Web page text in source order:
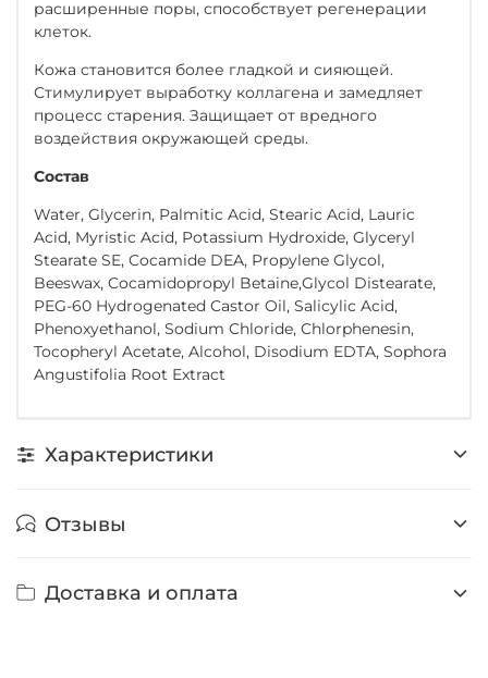
расширенные поры, способствует регенерации
клеток.
Кожа становится более гладкой и сияющей.
Стимулирует выработку коллагена и замедляет
процесс старения. Защищает от вредного
воздействия окружающей среды.
Состав
Water, Glycerin, Palmitic Acid, Stearic Acid, Lauric
Acid, Myristic Acid, Potassium Hydroxide, Glyceryl
Stearate SE, Cocamide DEA, Propylene Glycol,
Beeswax, Cocamidopropyl Betaine,Glycol Distearate,
PEG-60 Hydrogenated Castor Oil, Salicylic Acid,
Phenoxyethanol, Sodium Chloride, Chlorphenesin,
Tocopheryl Acetate, Alcohol, Disodium EDTA, Sophora
Angustifolia Root Extract
Характеристики
Отзывы
Доставка и оплата